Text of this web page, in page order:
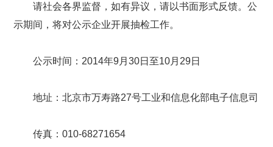
请社会各界监督，如有异议，请以书面形式反馈。公
示期间，将对公示企业开展抽检工作。
公示时间：2014年9月30日至10月29日
地址：北京市万寿路27号工业和信息化部电子信息司
传真：010-68271654